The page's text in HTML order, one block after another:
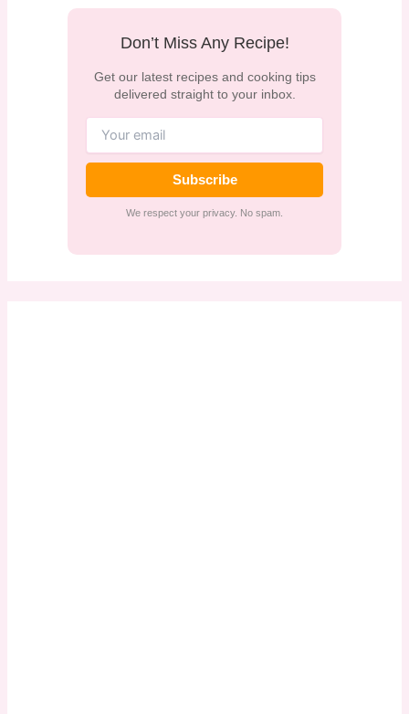
Don’t Miss Any Recipe!
Get our latest recipes and cooking tips
delivered straight to your inbox.
Subscribe
We respect your privacy. No spam.